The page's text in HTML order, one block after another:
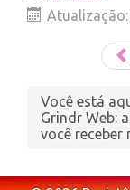
Atualização:
Você está
Grindr Web:
você receber